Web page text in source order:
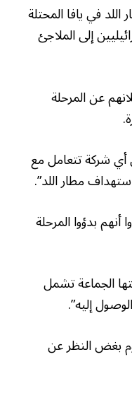
في يافا المحتلة
في توجه 4 ملايين من الإسرائيليين إلى الملاجئ
عن المرحلة
أيام، تعني استهداف سفن أي شركة تتعامل مع
بدؤوا المرحلة
الجماعة تشمل
إليه”.
بغض النظر عن